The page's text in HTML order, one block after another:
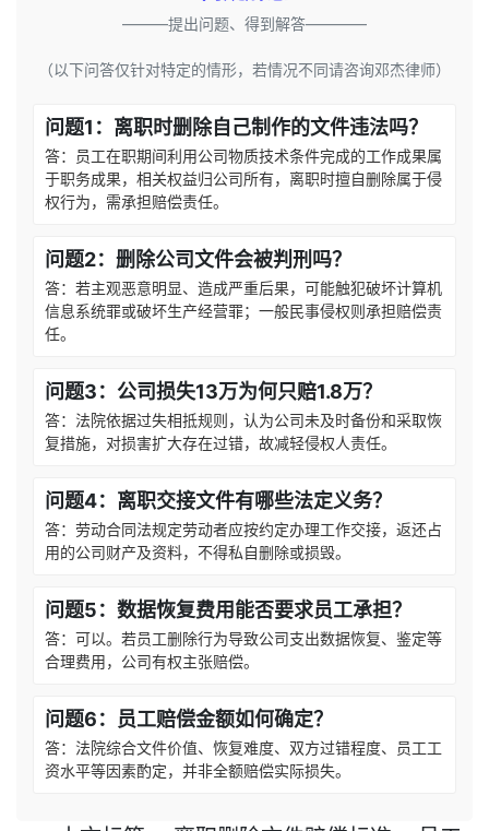
———提出问题、得到解答————
（以下问答仅针对特定的情形，若情况不同请咨询邓杰律师）
问题1：离职时删除自己制作的文件违法吗？
答：员工在职期间利用公司物质技术条件完成的工作成果属
于职务成果，相关权益归公司所有，离职时擅自删除属于侵
权行为，需承担赔偿责任。
问题2：删除公司文件会被判刑吗？
答：若主观恶意明显、造成严重后果，可能触犯破坏计算机
信息系统罪或破坏生产经营罪；一般民事侵权则承担赔偿责
任。
问题3：公司损失13万为何只赔1.8万？
答：法院依据过失相抵规则，认为公司未及时备份和采取恢
复措施，对损害扩大存在过错，故减轻侵权人责任。
问题4：离职交接文件有哪些法定义务？
答：劳动合同法规定劳动者应按约定办理工作交接，返还占
用的公司财产及资料，不得私自删除或损毁。
问题5：数据恢复费用能否要求员工承担？
答：可以。若员工删除行为导致公司支出数据恢复、鉴定等
合理费用，公司有权主张赔偿。
问题6：员工赔偿金额如何确定？
答：法院综合文件价值、恢复难度、双方过错程度、员工工
资水平等因素酌定，并非全额赔偿实际损失。